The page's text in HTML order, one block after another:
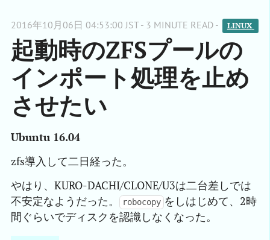
2016年10月06日 04:53:00 JST - 3 MINUTE READ - LINUX
起動時のZFSプールの
インポート処理を止め
させたい
Ubuntu 16.04
zfs導入して二日経った。
やはり、KURO-DACHI/CLONE/U3は二台差しでは
不安定なようだった。
robocopy をしはじめて、2時
間ぐらいでディスクを認識しなくなった。